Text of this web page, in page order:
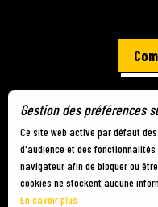
Mentions légales -
Gestion des préférences
Ce site web active par défaut
d'audience et des fonctionnalités
navigateur afin de bloquer ou
cookies ne stockent aucune
En savoir plus